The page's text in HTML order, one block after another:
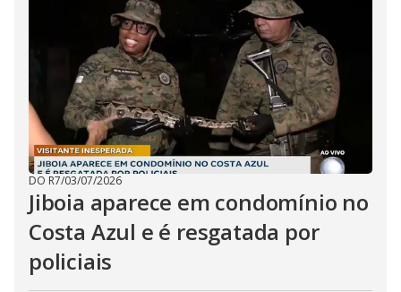
d
e
o
DO R7/03/07/2026
Jiboia aparece em condomínio no
Costa Azul e é resgatada por
policiais